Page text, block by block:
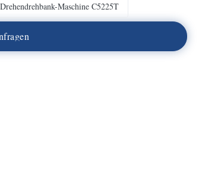
Maschine C5225T
fragen